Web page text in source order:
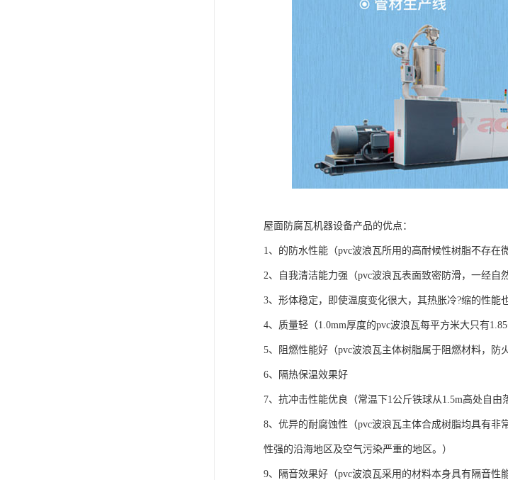
屋面防腐瓦机器设备产品的优点：
1、的防水性能（pvc波浪瓦所用的高耐候性树脂不存在
2、自我清洁能力强（pvc波浪瓦表面致密防滑，一经自
3、形体稳定，即使温度变化很大，其热胀冷?缩的性能
4、质量轻（1.0mm厚度的pvc波浪瓦每平方米大只有
5、阻燃性能好（pvc波浪瓦主体树脂属于阻燃材料，防
6、隔热保温效果好
7、抗冲击性能优良（常温下1公斤铁球从1.5m高处自
8、优异的耐腐蚀性（pvc波浪瓦主体合成树脂均具有
性强的沿海地区及空气污染严重的地区。）
9、隔音效果好（pvc波浪瓦采用的材料本身具有隔音性